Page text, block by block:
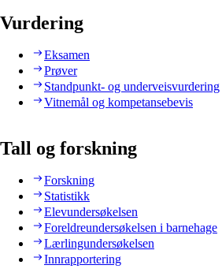
Vurdering
Eksamen
Prøver
Standpunkt- og underveisvurdering
Vitnemål og kompetansebevis
Tall og forskning
Forskning
Statistikk
Elevundersøkelsen
Foreldreundersøkelsen i barnehage
Lærlingundersøkelsen
Innrapportering